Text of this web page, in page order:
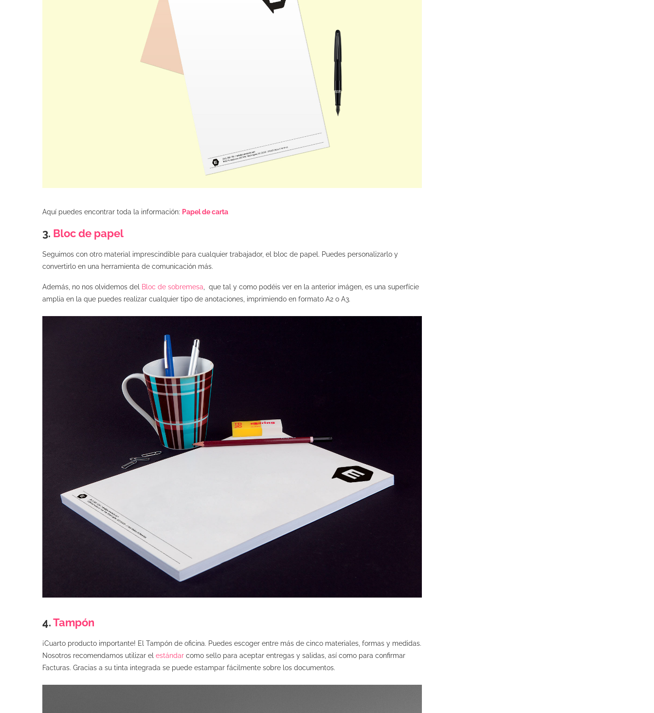
Aquí puedes encontrar toda la información: Papel de carta
3. Bloc de papel
Seguimos con otro material imprescindible para cualquier trabajador, el bloc de papel. Puedes personalizarlo y
convertirlo en una herramienta de comunicación más.
Además, no nos olvidemos del Bloc de sobremesa , que tal y como podéis ver en la anterior imágen, es una superfície
amplia en la que puedes realizar cualquier tipo de anotaciones, imprimiendo en formato A2 o A3.
4.Tampón
¡Cuarto producto importante! El Tampón de oficina. Puedes escoger entre más de cinco materiales, formas y medidas.
Nosotros recomendamos utilizar el estándar como sello para aceptar entregas y salidas, así como para confirmar
Facturas. Gracias a su tinta integrada se puede estampar fácilmente sobre los documentos.